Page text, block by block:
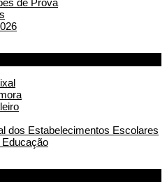
dos Estabelecimentos Escolares